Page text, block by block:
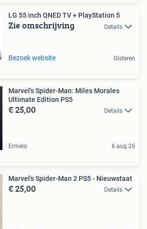
LG 55 inch QNED TV + PlayStation 5
Zie omschrijving Details
Bezoek website Gisteren
Marvel's Spider-Man: Miles Morales
Ultimate Edition PS5
€ 25,00 Details
Ermelo 6 aug 26
Marvel's Spider-Man 2 PS5 - Nieuwstaat
€ 25,00 Details